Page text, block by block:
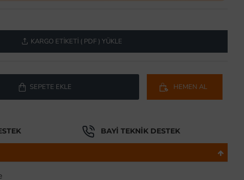
KARGO ETIKETI ( PDF ) YÜKLE
SEPETE EKLE HEMEN AL
BAYI TEKNIK DESTEK